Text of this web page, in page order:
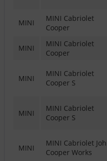
MINI
MINI Cabriolet
Cooper
MINI
MINI Cabriolet
Cooper
MINI
MINI Cabriolet
Cooper S
MINI
MINI Cabriolet
Cooper S
MINI
MINI Cabriolet
Cooper Works